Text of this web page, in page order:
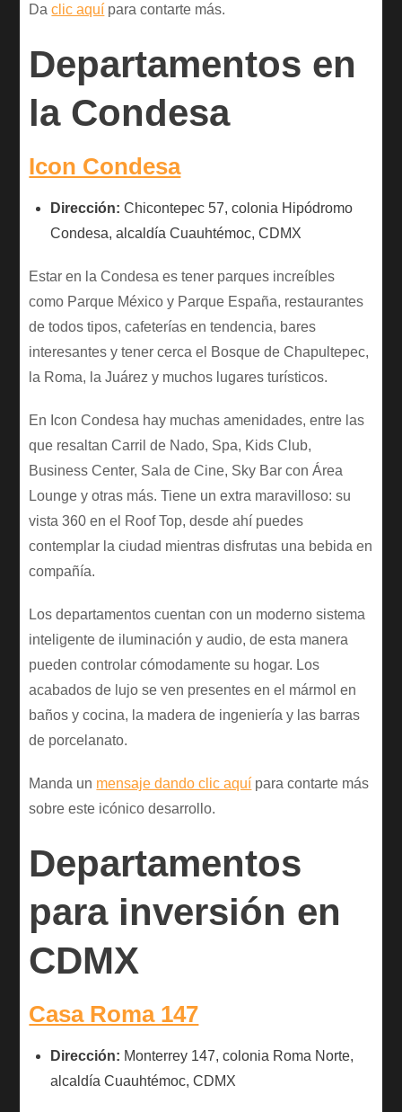
Daclic aquí para contarte más.
Departamentos en
la Condesa
Icon Condesa
Dirección:Chicontepec 57, colonia Hipódromo
Condesa, alcaldía Cuauhtémoc, CDMX
Estar en la Condesa es tener parques increíbles
como Parque México y Parque España, restaurantes
de todos tipos, cafeterías en tendencia, bares
interesantes y tener cerca el Bosque de Chapultepec,
la Roma, la Juárez y muchos lugares turísticos.
En Icon Condesa hay muchas amenidades, entre las
que resaltan Carril de Nado, Spa, Kids Club,
Business Center, Sala de Cine, Sky Bar con Área
Lounge y otras más. Tiene un extra maravilloso: su
vista 360 en el Roof Top, desde ahí puedes
contemplar la ciudad mientras disfrutas una bebida en
compañía.
Los departamentos cuentan con un moderno sistema
inteligente de iluminación y audio, de esta manera
pueden controlar cómodamente su hogar. Los
acabados de lujo se ven presentes en el mármol en
baños y cocina, la madera de ingeniería y las barras
de porcelanato.
Manda un mensaje dando clic aquí para contarte más
sobre este icónico desarrollo.
Departamentos
para inversión en
CDMX
Casa Roma 147
Dirección: Monterrey 147, colonia Roma Norte,
alcaldía Cuauhtémoc, CDMX